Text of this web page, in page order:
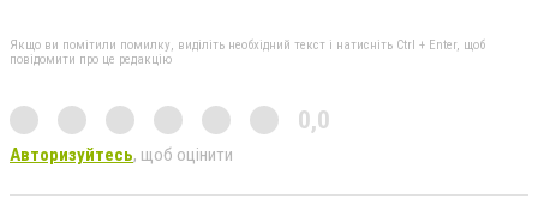
Якщо ви помітили помилку, виділіть необхідний текст і натисніть Ctrl + Enter, щоб
повідомити про це редакцію
0,0
Авторизуйтесь, щоб оцінити